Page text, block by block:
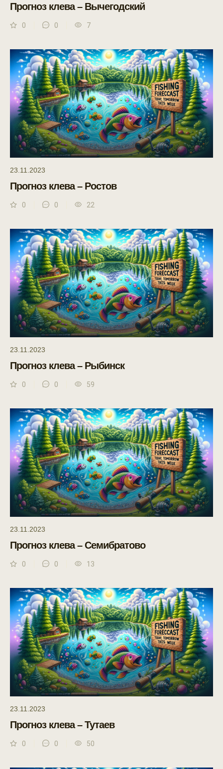
Прогноз клева – Вычегодский
0 0 7
23.11.2023
Прогноз клева – Ростов
0 0 22
23.11.2023
Прогноз клева – Рыбинск
0 0 59
23.11.2023
Прогноз клева – Семибратово
0 0 13
23.11.2023
Прогноз клева – Тутаев
0 0 50